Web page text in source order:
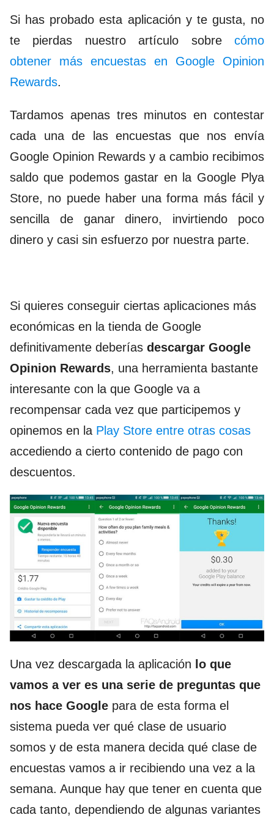
Si has probado esta aplicación y te gusta, no
te pierdas nuestro artículo sobre cómo
obtener más encuestas en Google Opinion
Rewards.
Tardamos apenas tres minutos en contestar
cada una de las encuestas que nos envía
Google Opinion Rewards y a cambio recibimos
saldo que podemos gastar en la Google Plya
Store, no puede haber una forma más fácil y
sencilla de ganar dinero, invirtiendo poco
dinero y casi sin esfuerzo por nuestra parte.
Si quieres conseguir ciertas aplicaciones más
económicas en la tienda de Google
definitivamente deberías descargar Google
Opinion Rewards, una herramienta bastante
interesante con la que Google va a
recompensar cada vez que participemos y
opinemos en la Play Store entre otras cosas
accediendo a cierto contenido de pago con
descuentos.
Una vez descargada la aplicación lo que
vamos a ver es una serie de preguntas que
nos hace Google para de esta forma el
sistema pueda ver qué clase de usuario
somos y de esta manera decida qué clase de
encuestas vamos a ir recibiendo una vez a la
semana. Aunque hay que tener en cuenta que
cada tanto, dependiendo de algunas variantes